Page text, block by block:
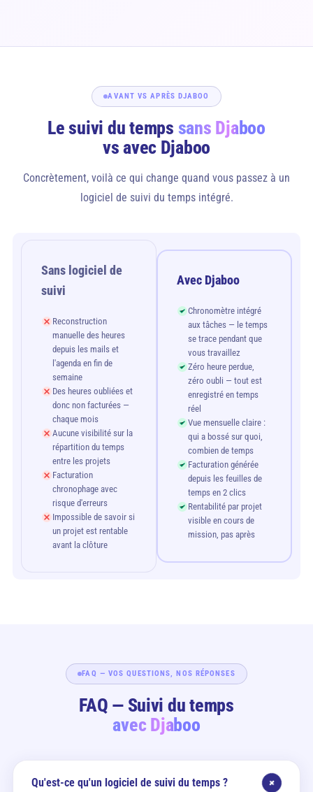
AVANT VS APRÈS DJABOO
Le suivi du temps sans Djaboo
vs avec Djaboo
Concrètement, voilà ce qui change quand vous passez à un
logiciel de suivi du temps intégré.
Sans logiciel de
suivi
Reconstruction
manuelle des heures
depuis les mails et
l'agenda en fin de
semaine
Des heures oubliées et
donc non facturées —
chaque mois
Aucune visibilité sur la
répartition du temps
entre les projets
Facturation
chronophage avec
risque d'erreurs
Impossible de savoir si
un projet est rentable
avant la clôture
Avec Djaboo
Chronomètre intégré
aux tâches — le temps
se trace pendant que
vous travaillez
Zéro heure perdue,
zéro oubli — tout est
enregistré en temps
réel
Vue mensuelle claire :
qui a bossé sur quoi,
combien de temps
Facturation générée
depuis les feuilles de
temps en 2 clics
Rentabilité par projet
visible en cours de
mission, pas après
FAQ — VOS QUESTIONS, NOS RÉPONSES
FAQ — Suivi du temps
avec Djaboo
Qu'est-ce qu'un logiciel de suivi du temps ? +